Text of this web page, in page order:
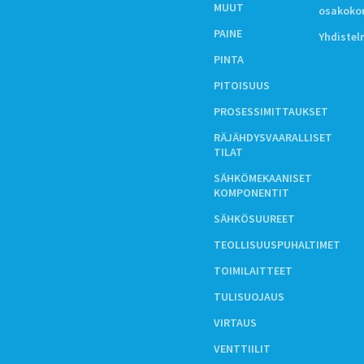
MUUT
PAINE
PINTA
PITOISUUS
PROSESSIMITTAUKSET
RÄJÄHDYSVAARALLISET
TILAT
SÄHKÖMEKAANISET
KOMPONENTIT
SÄHKÖSUUREET
TEOLLISUUSPUHALTIMET
TOIMILAITTEET
TULISUOJAUS
VIRTAUS
VENTTIILIT